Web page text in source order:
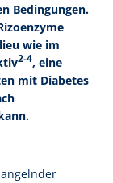
Bedingungen.
wie im
2-4, eine
mit Diabetes